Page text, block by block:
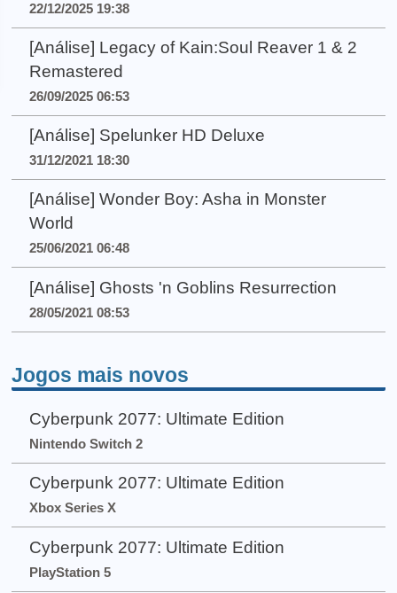
22/12/2025 19:38
[Análise] Legacy of Kain:Soul Reaver 1 & 2
Remastered
26/09/2025 06:53
[Análise] Spelunker HD Deluxe
31/12/2021 18:30
[Análise] Wonder Boy: Asha in Monster
World
25/06/2021 06:48
[Análise] Ghosts 'n Goblins Resurrection
28/05/2021 08:53
Jogos mais novos
Cyberpunk 2077: Ultimate Edition
Nintendo Switch 2
Cyberpunk 2077: Ultimate Edition
Xbox Series X
Cyberpunk 2077: Ultimate Edition
PlayStation 5